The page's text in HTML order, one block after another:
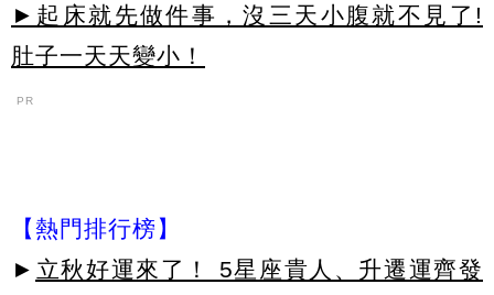
►起床就先做件事，沒三天小腹就不見了!
肚子一天天變小！
PR
【熱門排行榜】
► 立秋好運來了！ 5星座貴人、升遷運齊發